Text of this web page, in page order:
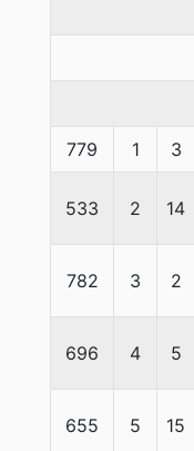
779 1 3
533 2 14
782 3 2
696 4 5
655 5 15